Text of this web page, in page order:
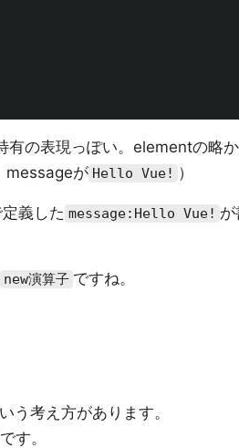
有の表現っぽい。elementの略
messageが Hello Vue! ）
義した message:Hello Vue!
new演算子 ですね。
う考え方があります。
す。